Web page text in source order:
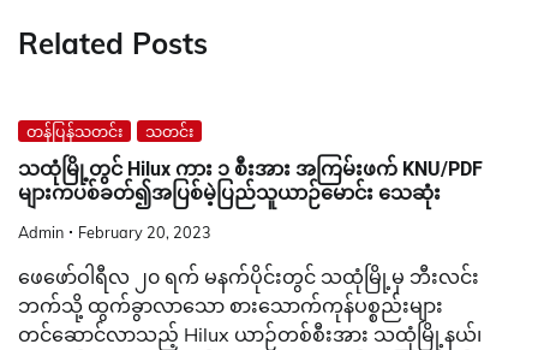
Related Posts
တန်ပြန်သတင်း သတင်း
သထုံမြို့တွင် Hilux ကား ၁ စီးအား အကြမ်းဖက် KNU/PDF
များကပစ်ခတ်၍အပြစ်မဲ့ပြည်သူယာဉ်မောင်း သေဆုံး
Admin February 20, 2023
ဖေဖော်ဝါရီလ ၂၀ ရက် မနက်ပိုင်းတွင် သထုံမြို့မှ ဘီးလင်း
ဘက်သို့ ထွက်ခွာလာသော စားသောက်ကုန်ပစ္စည်းများ
တင်ဆောင်လာသည့် Hilux ယာဉ်တစ်စီးအား သထုံမြို့နယ်၊